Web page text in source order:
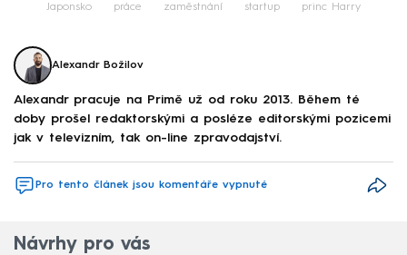
Japonsko práce zaměstnání startup princ Harry
Alexandr Božilov
Alexandr pracuje na Primě už od roku 2013. Během té
doby prošel redaktorskými a posléze editorskými pozicemi
jak v televizním, tak on-line zpravodajství.
Pro tento článek jsou komentáře vypnuté
Návrhy pro vás